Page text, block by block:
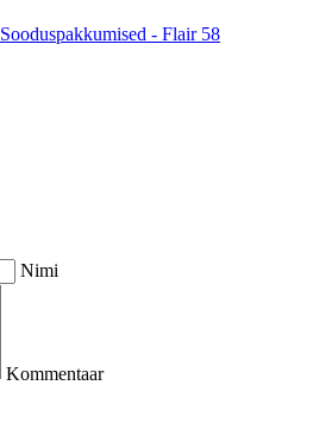
Sooduspakkumised - Flair 58
Nimi
Kommentaar